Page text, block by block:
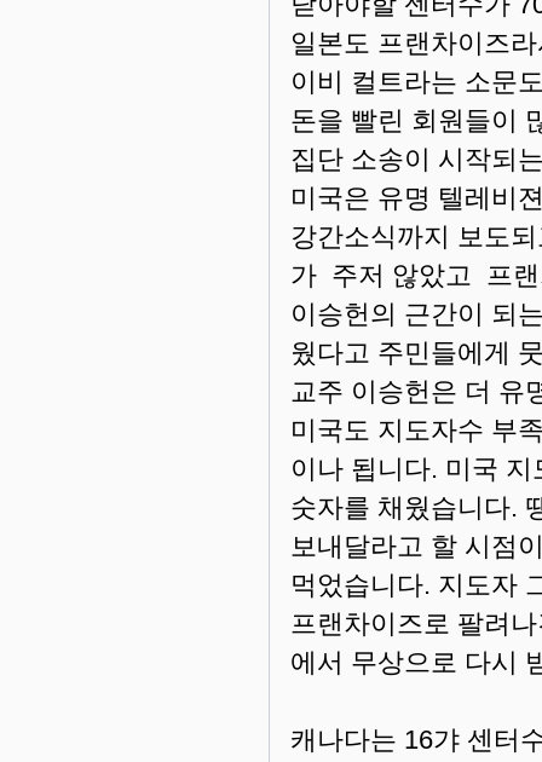
일본도 프랜차이즈
이비 컬트라는 소문
돈을 빨린 회원들이
집단 소송이 시작되
미국은 유명 텔레비
강간소식까지 보도
가 주저 않았고 프랜
이승헌의 근간이 되
웠다고 주민들에게
교주 이승헌은 더 유
미국도 지도자수 부
이나 됩니다. 미국
숫자를 채웠습니다.
보내달라고 할 시점
먹었습니다. 지도자
프랜차이즈로 팔려
에서 무상으로 다시
캐나다는 16갸 센터